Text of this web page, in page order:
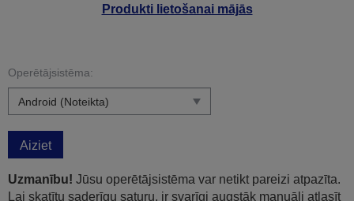
Produkti lietošanai mājās
Operētājsistēma:
Aiziet
Uzmanību! Jūsu operētājsistēma var netikt pareizi atpazīta.
Lai skatītu saderīgu saturu, ir svarīgi augstāk manuāli atlasīt